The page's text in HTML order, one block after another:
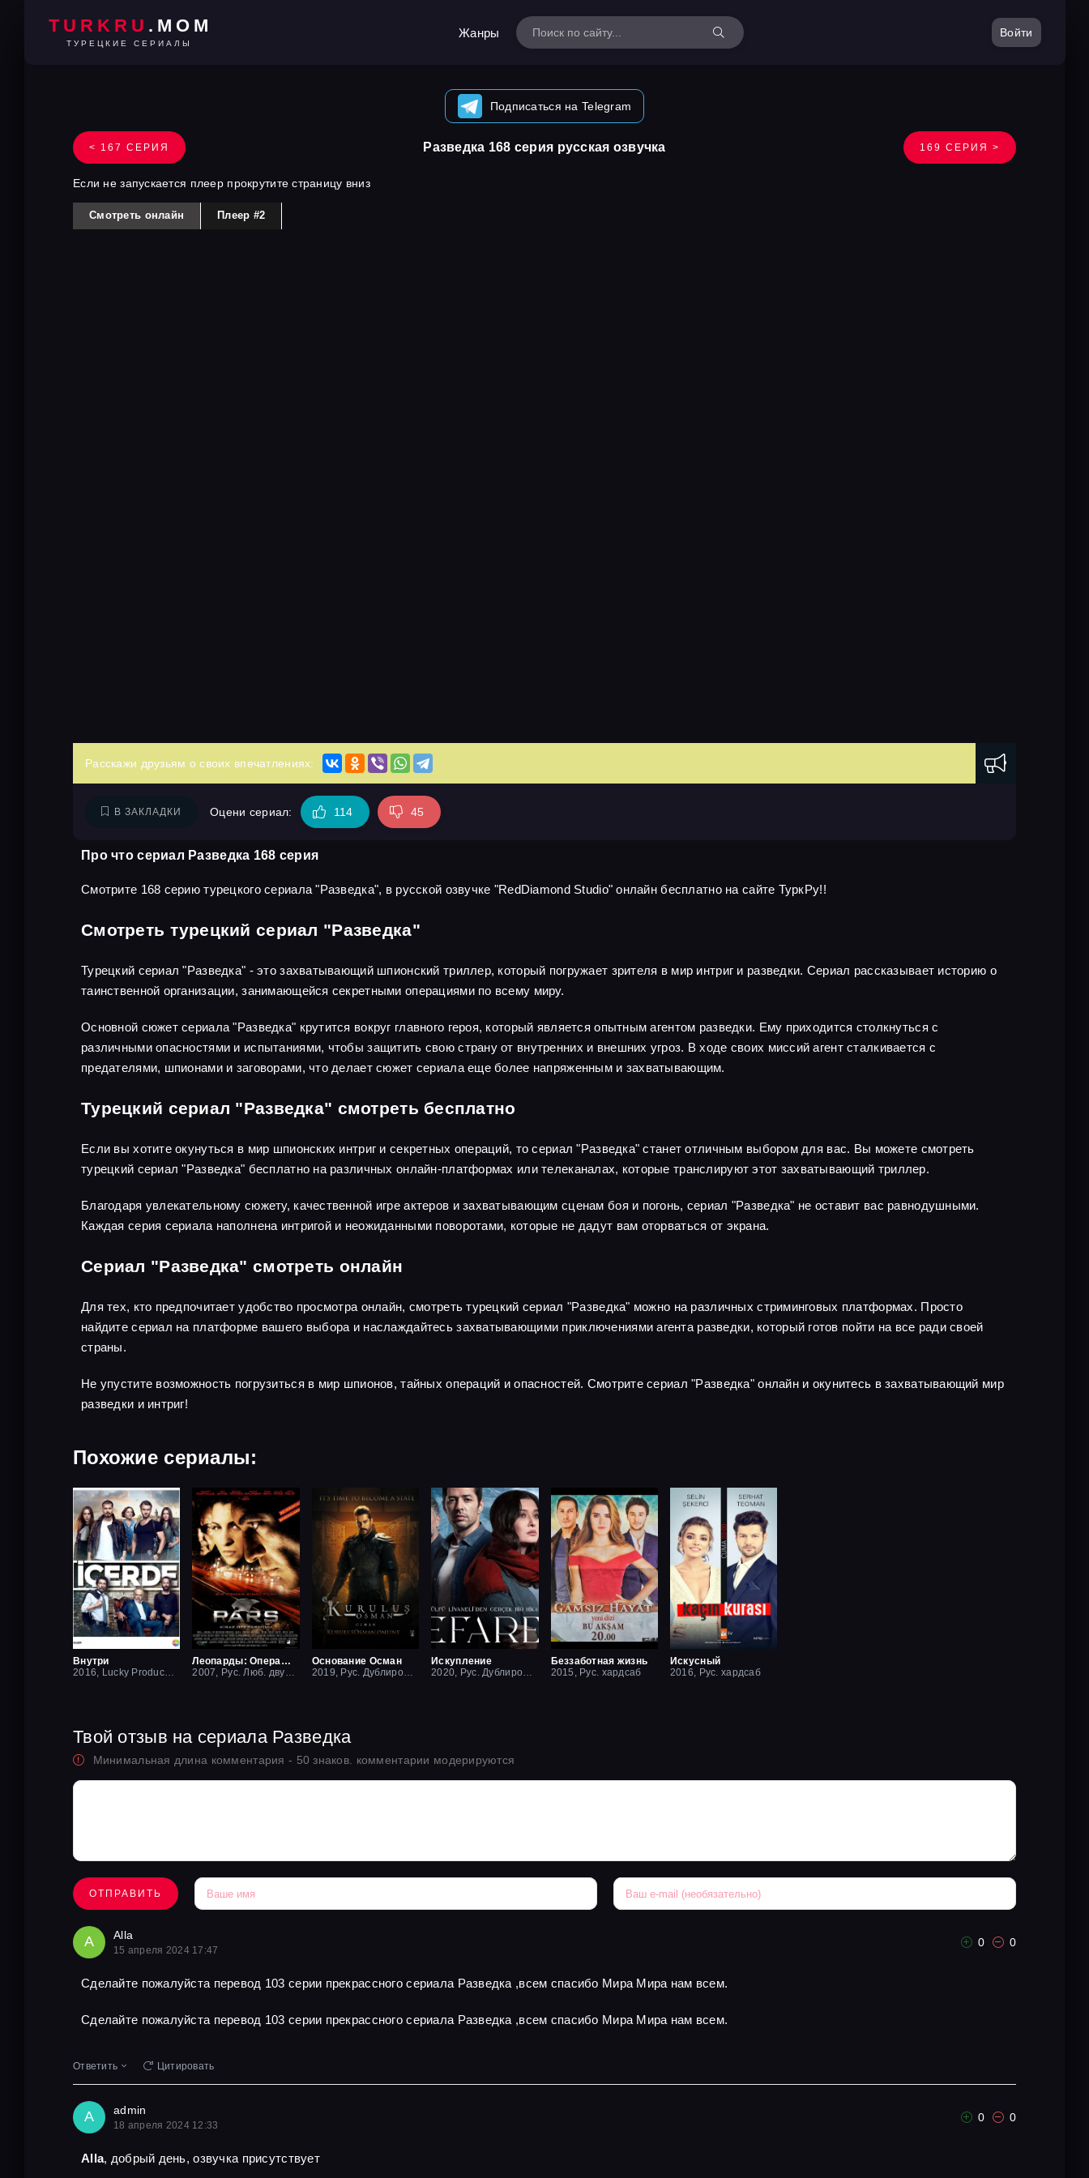
TURKRU .MOM
ТУРЕЦКИЕ СЕРИАЛЫ
Жанры Войти
Подписаться на Telegram
< 167 СЕРИЯ Разведка 168 серия русская озвучка 169 СЕРИЯ >
Если не запускается плеер прокрутите страницу вниз
Смотреть онлайн Плеер #2
Расскажи друзьям о своих впечатлениях:
В ЗАКЛАДКИ Оцени сериал: 114 45
Про что сериал Разведка 168 серия
Смотрите 168 серию турецкого сериала "Разведка", в русской озвучке "RedDiamond Studio" онлайн бесплатно на сайте ТуркРу!!
Смотреть турецкий сериал "Разведка"
Турецкий сериал "Разведка" - это захватывающий шпионский триллер, который погружает зрителя в мир интриг и разведки. Сериал рассказывает историю о
таинственной организации, занимающейся секретными операциями по всему миру.
Основной сюжет сериала "Разведка" крутится вокруг главного героя, который является опытным агентом разведки. Ему приходится столкнуться с
различными опасностями и испытаниями, чтобы защитить свою страну от внутренних и внешних угроз. В ходе своих миссий агент сталкивается с
предателями, шпионами и заговорами, что делает сюжет сериала еще более напряженным и захватывающим.
Турецкий сериал "Разведка" смотреть бесплатно
Если вы хотите окунуться в мир шпионских интриг и секретных операций, то сериал "Разведка" станет отличным выбором для вас. Вы можете смотреть
турецкий сериал "Разведка" бесплатно на различных онлайн-платформах или телеканалах, которые транслируют этот захватывающий триллер.
Благодаря увлекательному сюжету, качественной игре актеров и захватывающим сценам боя и погонь, сериал "Разведка" не оставит вас равнодушными.
Каждая серия сериала наполнена интригой и неожиданными поворотами, которые не дадут вам оторваться от экрана.
Сериал "Разведка" смотреть онлайн
Для тех, кто предпочитает удобство просмотра онлайн, смотреть турецкий сериал "Разведка" можно на различных стриминговых платформах. Просто
найдите сериал на платформе вашего выбора и наслаждайтесь захватывающими приключениями агента разведки, который готов пойти на все ради своей
страны.
Не упустите возможность погрузиться в мир шпионов, тайных операций и опасностей. Смотрите сериал "Разведка" онлайн и окунитесь в захватывающий мир
разведки и интриг!
Похожие сериалы:
Внутри
Леопарды: Операция вишня
Основание Осман
Искупление
Беззаботная жизнь
2015, Рус. хардсаб
Искусный
2016, Рус. хардсаб
Твой отзыв на сериала Разведка
Минимальная длина комментария - 50 знаков. комментарии модерируются
ОТПРАВИТЬ
A Alla
15 апреля 2024 17:47
0 0
Сделайте пожалуйста перевод 103 серии прекрассного сериала Разведка ,всем спасибо Мира Мира нам всем.
Сделайте пожалуйста перевод 103 серии прекрассного сериала Разведка ,всем спасибо Мира Мира нам всем.
Ответить Цитировать
A admin
18 апреля 2024 12:33
0 0
Alla, добрый день, озвучка присутствует